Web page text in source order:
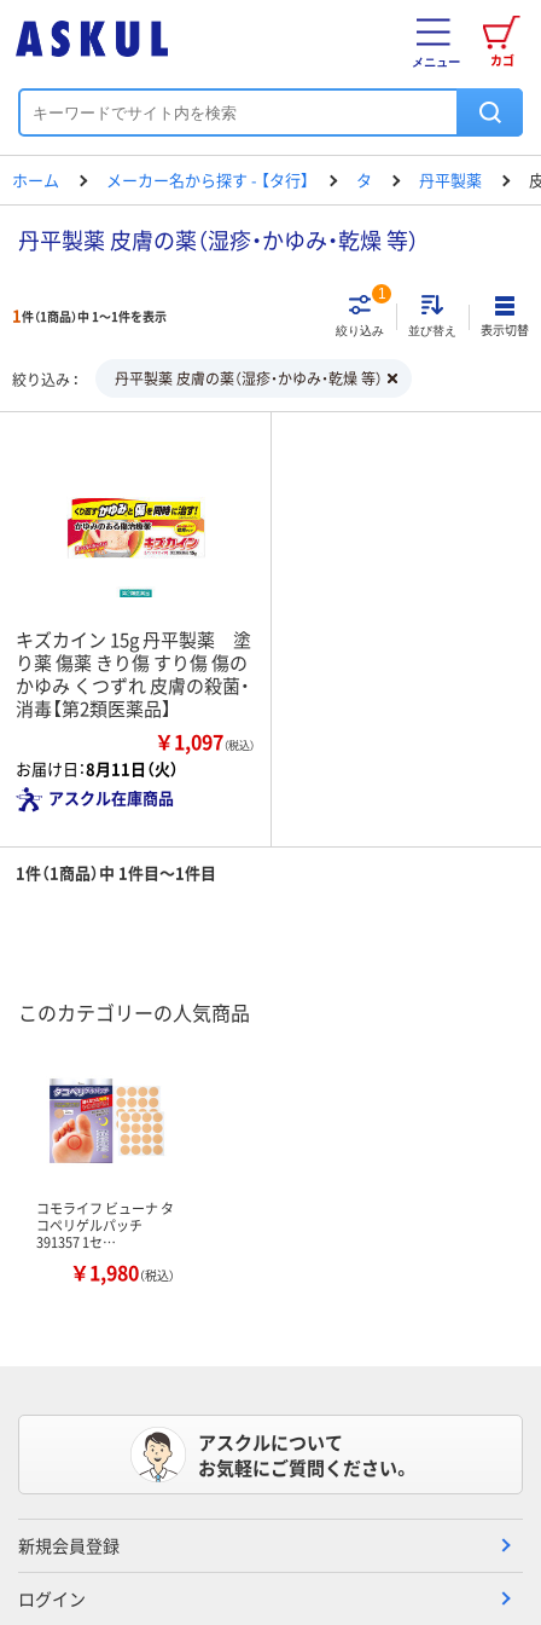
カゴ
メニュー
ホーム メーカー名から探す - 【タ行】 タ 丹平製薬
丹平製薬 皮膚の薬（湿疹・かゆみ・乾燥 等）
1件（1商品）中 1～1件を表示
絞り込み
1
並び替え 表示切替
絞り込み 丹平製薬 皮膚の薬（湿疹・かゆみ・乾燥 等）
キズカイン 15g 丹平製薬 塗
り薬 傷薬 きり傷 すり傷 傷の
かゆみ くつずれ 皮膚の殺菌・
消毒【第2類医薬品】
￥1,097（税込）
お届け日：8月11日（火）
アスクル在庫商品
1件（1商品）中 1件目～1件目
このカテゴリーの人気商品
コモライフ ビューナ タ
コペリゲルパッチ
391357 1セ…
￥1,980（税込）
アスクルについて
お気軽にご質問ください。
新規会員登録
ログイン